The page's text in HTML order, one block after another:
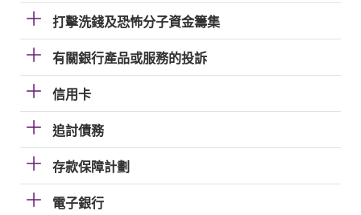
打擊洗錢及恐怖分子資金籌集
有關銀行產品或服務的投訴
信用卡
追討債務
存款保障計劃
電子銀行